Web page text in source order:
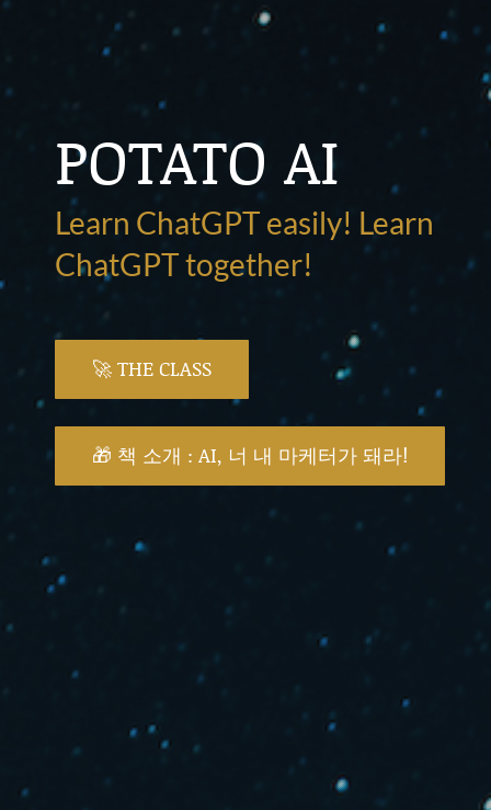
POTATO AI
Learn ChatGPT easily! Learn
ChatGPT together!
🚀 THE CLASS
🎁 책 소개 : AI, 너 내 마케터가 돼라!